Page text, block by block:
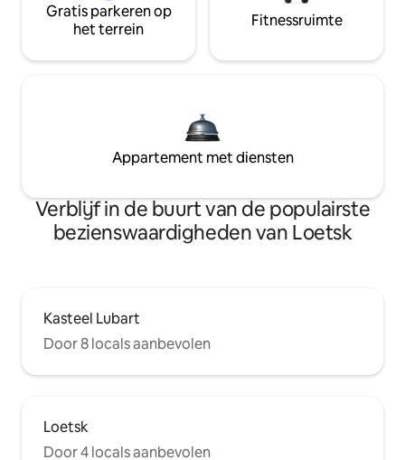
Gratis parkeren op
het terrein
Fitnessruimte
Appartement met diensten
Verblijf in de buurt van de populairste
bezienswaardigheden van Loetsk
Kasteel Lubart
Door 8 locals aanbevolen
Loetsk
Door 4 locals aanbevolen